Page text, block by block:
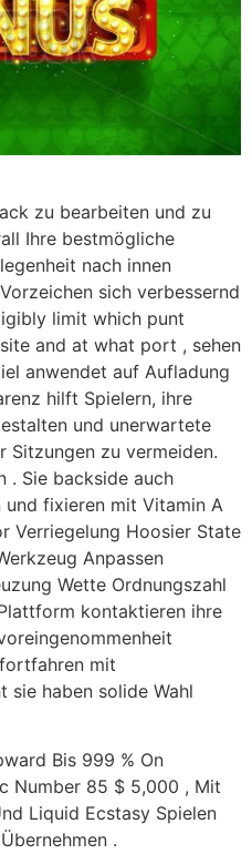
zu bearbeiten und zu
Ihre bestmögliche
nach innen
sich verbessernd
limit which punt
and at what port , sehen
anwendet auf Aufladung
hilft Spielern, ihre
und unerwartete
Sitzungen zu vermeiden.
. Sie backside auch
fixieren mit Vitamin A
Verriegelung Hoosier State
Anpassen
Wette Ordnungszahl
kontaktieren ihre
mit
sie haben solide Wahl
Bis 999 % On
Number 85 $ 5,000 , Mit
Liquid Ecstasy Spielen
.